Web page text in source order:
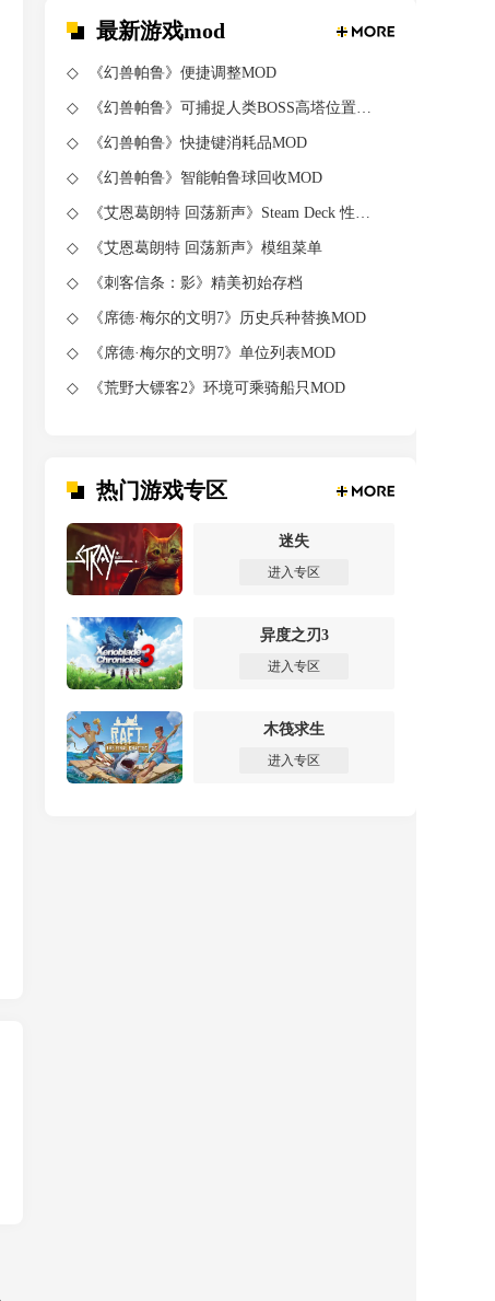
最新游戏mod
《幻兽帕鲁》便捷调整MOD
《幻兽帕鲁》可捕捉人类BOSS高塔位置MOD
《幻兽帕鲁》快捷键消耗品MOD
《幻兽帕鲁》智能帕鲁球回收MOD
《艾恩葛朗特 回荡新声》Steam Deck 性能优化MOD
《艾恩葛朗特 回荡新声》模组菜单
《刺客信条：影》精美初始存档
《席德·梅尔的文明7》历史兵种替换MOD
《席德·梅尔的文明7》单位列表MOD
《荒野大镖客2》环境可乘骑船只MOD
热门游戏专区
迷失
进入专区
异度之刃3
进入专区
木筏求生
进入专区